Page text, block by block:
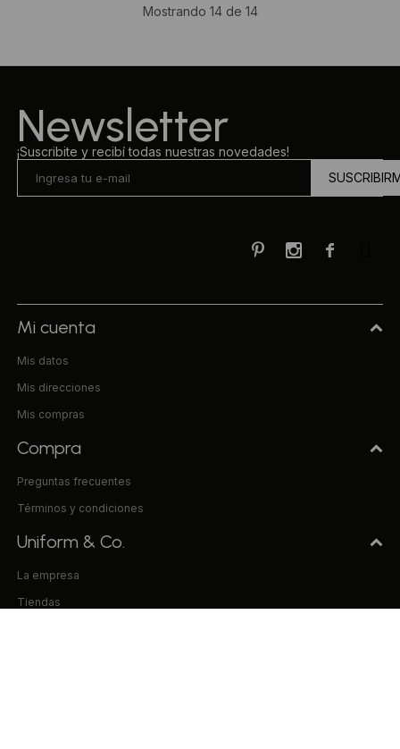
Mostrando 14de 14
Newsletter
¡Suscribite y recibí todas nuestras novedades!

 
Mi cuenta
Mis datos
Mis direcciones
Mis compras
Compra
Preguntas frecuentes
Términos y condiciones
Uniform & Co.
La empresa
Tiendas